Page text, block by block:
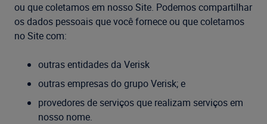
ou que coletamos em nosso Site. Podemos compartilhar
os dados pessoais que você fornece ou que coletamos
no Site com:
outras entidades da Verisk
outras empresas do grupo Verisk; e
provedores de serviços que realizam serviços em
nosso nome.